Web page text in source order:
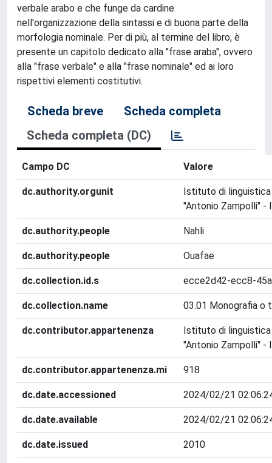
verbale arabo e che funge da cardine
nell'organizzazione della sintassi e di buona parte della
morfologia nominale. Per di più, al termine del libro, è
presente un capitolo dedicato alla "frase araba", ovvero
alla "frase verbale" e alla "frase nominale" ed ai loro
rispettivi elementi costitutivi.
Scheda breve
Scheda completa
Scheda completa (DC)
Campo DC Valore
dc.authority.orgunit
Istituto di
"Antonio Zampolli" -
dc.authority.people Nahli
dc.authority.people Ouafae
dc.collection.id.s ecce2d42-ecc8-
dc.collection.name 03.01 Monografia
dc.contributor.appartenenza
Istituto di
"Antonio Zampolli" -
dc.contributor.appartenenza.mi 918
dc.date.accessioned 2024/02/21
dc.date.available 2024/02/21
dc.date.issued 2010